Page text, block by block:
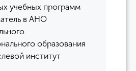
учебных программ
в АНО
образования
институт